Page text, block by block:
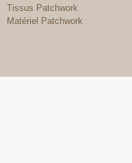
Tissus Patchwork
Matériel Patchwork